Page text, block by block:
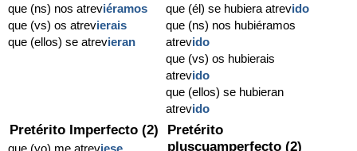
que (ns) nos atreviéramos
que (vs) os atrevierais
que (ellos) se atrevieran
que (él) se hubiera atrevido
que (ns) nos hubiéramos
atrevido
que (vs) os hubierais
atrevido
que (ellos) se hubieran
atrevido
Pretérito Imperfecto (2)
Pretérito
pluscuamperfecto (2)